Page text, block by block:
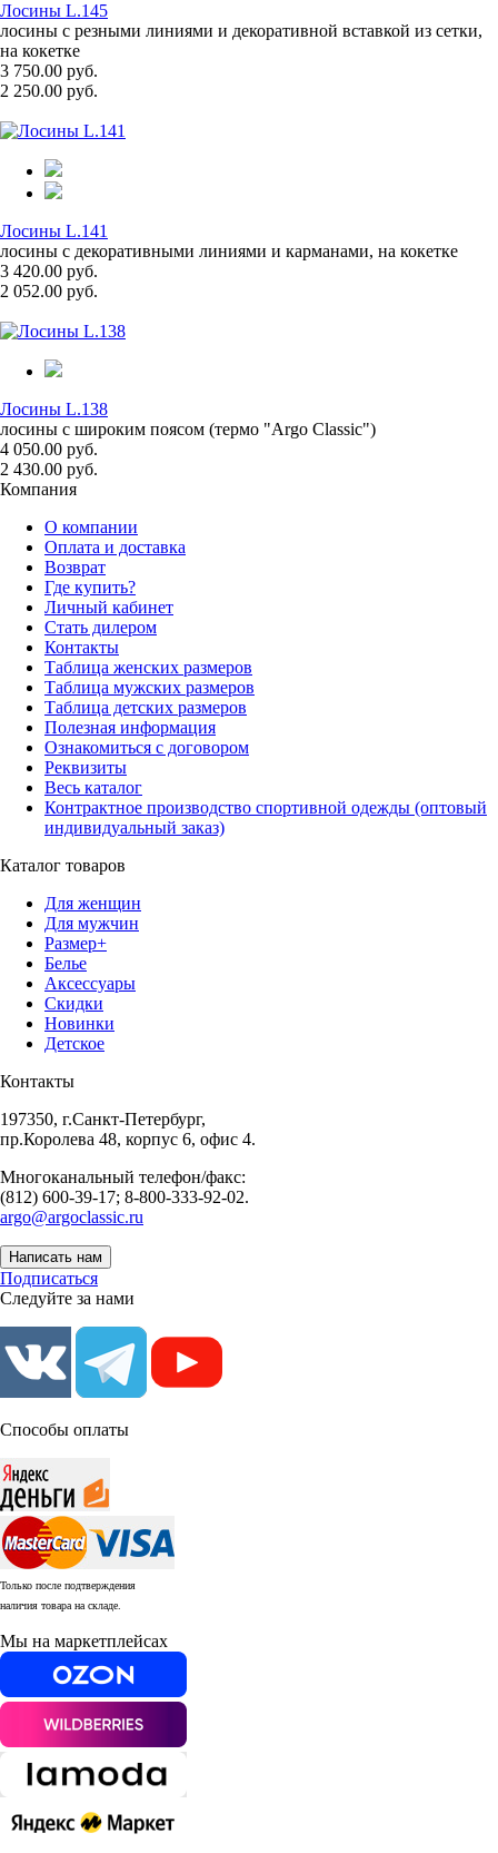
Лосины L.145
лосины с резными линиями и декоративной вставкой из сетки,
на кокетке
3 750.00 руб.
2 250.00 руб.
Лосины L.141
лосины с декоративными линиями и карманами, на кокетке
3 420.00 руб.
2 052.00 руб.
Лосины L.138
лосины с широким поясом (термо "Argo Classic")
4 050.00 руб.
2 430.00 руб.
Компания
О компании
Оплата и доставка
Возврат
Где купить?
Личный кабинет
Стать дилером
Контакты
Таблица женских размеров
Таблица мужских размеров
Таблица детских размеров
Полезная информация
Ознакомиться с договором
Реквизиты
Весь каталог
Контрактное производство спортивной одежды (оптовый
индивидуальный заказ)
Каталог товаров
Для женщин
Для мужчин
Размер+
Белье
Аксессуары
Скидки
Новинки
Детское
Контакты
197350, г.Санкт-Петербург,
пр.Королева 48, корпус 6, офис 4.
Многоканальный телефон/факс:
(812) 600-39-17; 8-800-333-92-02.
argo@argoclassic.ru
Написать нам
Подписаться
Следуйте за нами
Способы оплаты
Только после подтверждения
наличия товара на складе.
Мы на маркетплейсах